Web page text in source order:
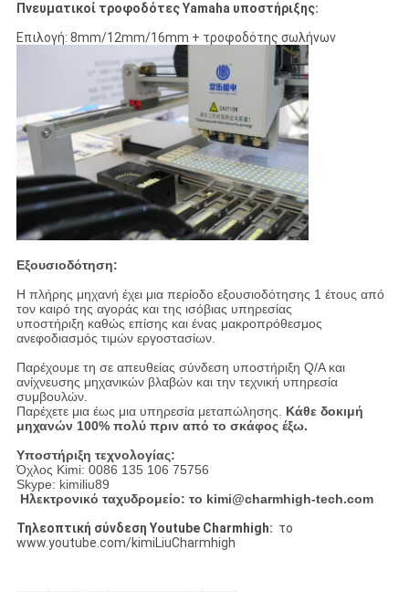
Πνευματικοί τροφοδότες Yamaha υποστήριξης:
Επιλογή: 8mm/12mm/16mm + τροφοδότης σωλήνων
Εξουσιοδότηση:
Η πλήρης μηχανή έχει μια περίοδο εξουσιοδότησης 1 έτους από
τον καιρό της αγοράς και της ισόβιας υπηρεσίας
υποστήριξη καθώς επίσης και ένας μακροπρόθεσμος
ανεφοδιασμός τιμών εργοστασίων.
Παρέχουμε τη σε απευθείας σύνδεση υποστήριξη Q/A και
ανίχνευσης μηχανικών βλαβών και την τεχνική υπηρεσία
συμβουλών.
Παρέχετε μια έως μια υπηρεσία μεταπώλησης. Κάθε δοκιμή
μηχανών 100% πολύ πριν από το σκάφος έξω.
Υποστήριξη τεχνολογίας:
Όχλος Kimi: 0086 135 106 75756
Skype: kimiliu89
Ηλεκτρονικό ταχυδρομείο: το kimi@charmhigh-tech.com
Τηλεοπτική σύνδεση Youtube Charmhigh: το
www.youtube.com/kimiLiuCharmhigh